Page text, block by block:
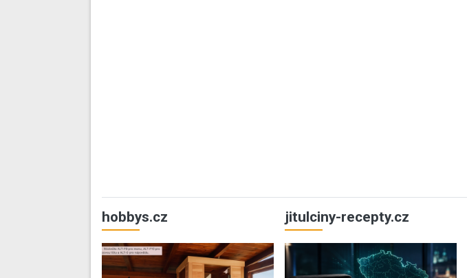
hobbys.cz jitulciny-recepty.cz